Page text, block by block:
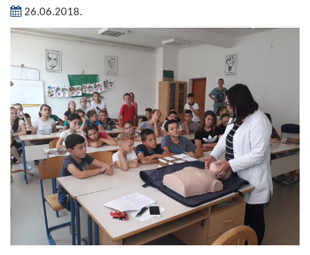
Занимљивости
Фотогалерија
НАЧЕЛНИК
О Начелнику
Замјеник начелника
Извјештај о раду начелника
СКУПШТИНА
Статут Општине
26.06.2018.